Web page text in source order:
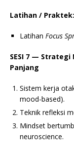
Latihan / Praktek:
Latihan Focus
SESI 7 —
Panjang
Sistem kerja
mood-based).
Teknik refleksi
Mindset
neuroscience.